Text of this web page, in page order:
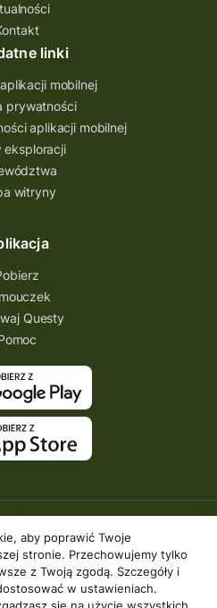
aby poprawić Twoje
stronie. Przechowujemy tylko
z Twoją zgodą. Szczegóły i
w ustawieniach.
Quest Arboretum
projekt
Tokarni
natura
gry terenowe
zydzi
życzenia
lubaczowska
questowe
wyprawa
darmowy quest
linki
mobilnej
prywatności
aplikacji mobilnej
eksploracji
witryny
Questy